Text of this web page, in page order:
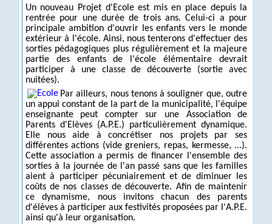
Un nouveau Projet d'Ecole est mis en place depuis la
rentrée pour une durée de trois ans. Celui-ci a pour
principale ambition d'ouvrir les enfants vers le monde
extérieur à l'école. Ainsi, nous tenterons d'effectuer des
sorties pédagogiques plus régulièrement et la majeure
partie des enfants de l'école élémentaire devrait
participer à une classe de découverte (sortie avec
nuitées).
Par ailleurs, nous tenons à souligner que, outre
un appui constant de la part de la municipalité, l'équipe
enseignante peut compter sur une Association de
Parents d'Elèves (A.P.E.) particulièrement dynamique.
Elle nous aide à concrétiser nos projets par ses
différentes actions (vide greniers, repas, kermesse, ...).
Cette association a permis de financer l'ensemble des
sorties à la journée de l'an passé sans que les familles
aient à participer pécuniairement et de diminuer les
coûts de nos classes de découverte. Afin de maintenir
ce dynamisme, nous invitons chacun des parents
d'élèves à participer aux festivités proposées par l'A.P.E.
ainsi qu'à leur organisation.